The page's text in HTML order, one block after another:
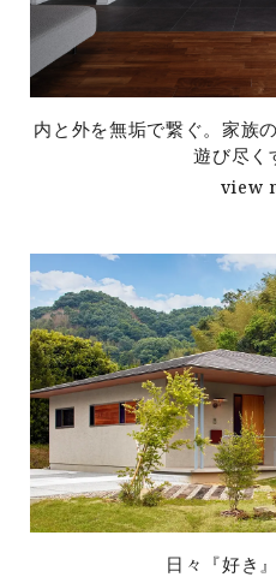
内と外を無垢で繋ぐ。家族
遊び尽く
view
日々『好き